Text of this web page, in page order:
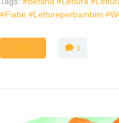
#fiabe #lettureperbambini
0